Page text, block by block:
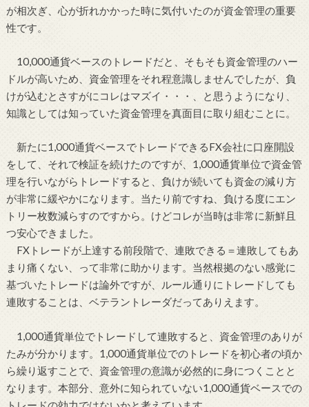
が相次ぎ、心が折れかかった時に気付いたのが資金管理の重要
性です。
10,000通貨ベースのトレードだと、そもそも資金管理のハー
ドルが高いため、資金管理をそれ程意識しませんでしたが、負
けが込むとさすがにコレはマズイ・・・、と思うようになり、
知識としては知っていた資金管理を真面目に取り組むことに。
新たに1,000通貨ベースでトレードできるFX会社に口座開設
をして、それで検証を続けたのですが、1,000通貨単位で資金管
理を行いながらトレードすると、負けが続いても資金の減り方
が非常に緩やかになります。当たり前ですね、負ける度にエン
トリー枚数減らすのですから。けどコレが当時は非常に新鮮且
つ安心できました。
FXトレードが上達する前段階で、連敗できる＝連敗してもあ
まり痛くない、って非常に助かります。当然根拠のない感覚に
基づいたトレードは論外ですが、ルール通りにトレードしても
連敗することは、ベテラントレーダだってありえます。
1,000通貨単位でトレードして連敗すると、資金管理のありが
たみが分かります。1,000通貨単位でのトレードを初心者の頃か
ら繰り返すことで、資金管理の意識が必然的に身につくことと
なります。本部分、意外に知られていない1,000通貨ベースでの